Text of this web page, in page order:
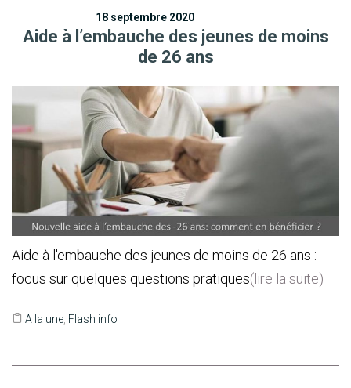
18 septembre 2020
Aide à l’embauche des jeunes de moins
de 26 ans
Aide à l'embauche des jeunes de moins de 26 ans :
focus sur quelques questions pratiques(lire la suite)
A la une Flash info